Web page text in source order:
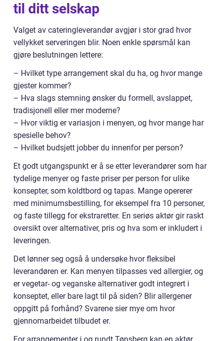
til ditt selskap
Valget av cateringleverandør avgjør i stor grad hvor
vellykket serveringen blir. Noen enkle spørsmål kan
gjøre beslutningen lettere:
– Hvilket type arrangement skal du ha, og hvor mange
gjester kommer?
– Hva slags stemning ønsker du formell, avslappet,
tradisjonell eller mer moderne?
– Hvor viktig er variasjon i menyen, og hvor mange har
spesielle behov?
– Hvilket budsjett jobber du innenfor per person?
Et godt utgangspunkt er å se etter leverandører som har
tydelige menyer og faste priser per person for ulike
konsepter, som koldtbord og tapas. Mange opererer
med minimumsbestilling, for eksempel fra 10 personer,
og faste tillegg for ekstraretter. En seriøs aktør gir raskt
oversikt over alternativer, pris og hva som er inkludert i
leveringen.
Det lønner seg også å undersøke hvor fleksibel
leverandøren er. Kan menyen tilpasses ved allergier, og
er vegetar- og veganske alternativer godt integrert i
konseptet, eller bare lagt til på siden? Blir allergener
oppgitt på forhånd? Svarene sier mye om hvor
gjennomarbeidet tilbudet er.